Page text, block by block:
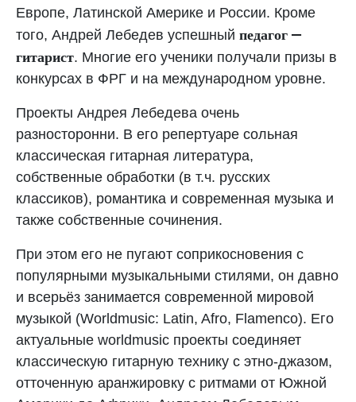
Европе, Латинской Америке и России. Кроме
того, Андрей Лебедев успешный педагог —
гитарист. Многие его ученики получали призы в
конкурсах в ФРГ и на международном уровне.
Проекты Андрея Лебедева очень
разносторонни. В его репертуаре сольная
классическая гитарная литература,
собственные обработки (в т.ч. русских
классиков), романтика и современная музыка и
также собственные сочинения.
При этом его не пугают соприкосновения с
популярными музыкальными стилями, он давно
и всерьёз занимается современной мировой
музыкой (Worldmusic: Latin, Afro, Flamenco). Его
актуальные worldmusic проекты соединяет
классическую гитарную технику с этно-джазом,
отточенную аранжировку с ритмами от Южной